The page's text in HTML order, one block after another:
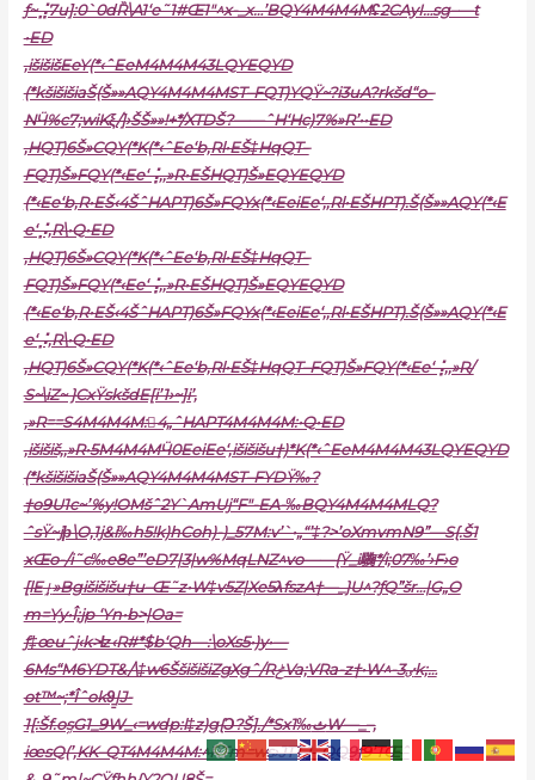
ƒ~⣨7u]:0`0dȐ\A1‘e˜1#Œ1″^x-_x…’BQY4M4M4Mʢ2CAyI…sg–—t
•ED
‚išišišEeY(*‹ˆEeM4M4M43LQYEQYD
(*kšišišiaŠ(Š»»AQY4M4M4MST–FQT)YQŸ~?i3uA?rkšd“o–
NӴ%c7;wiKξ/]›ŠŠ»»!+*/XTDŠ?——ˆH‘Hc)7%»R’••ED
‚HQT)6Š»CQY(*K(*‹ˆEe‘b,Rl•EŠ‡HqQT–
FQT)Š»FQY(*‹Ee‘⢨,,»R•EŠHQT)Š»EQYEQYD
(*‹Ee‘b,R•EŠ‹4ŠˆHAPT)6Š»FQYx(*‹EeiEe‘‚,Rl•EŠHPT).Š(Š»»AQY(*‹E
e‘⡨,R\•Q•ED
‚HQT)6Š»CQY(*K(*‹ˆEe‘b,Rl•EŠ‡HqQT–
FQT)Š»FQY(*‹Ee‘⢨,,»R•EŠHQT)Š»EQYEQYD
(*‹Ee‘b,R•EŠ‹4ŠˆHAPT)6Š»FQYx(*‹EeiEe‘‚,Rl•EŠHPT).Š(Š»»AQY(*‹E
e‘⡨,R\•Q•ED
‚HQT)6Š»CQY(*K(*‹ˆEe‘b,Rl•EŠ‡HqQT–FQT)Š»FQY(*‹Ee‘⢨,,»R/
S~\iZ~ }CxŸskšdE[i’1›~]i’,
,»R==S4M4M4M:񱢲4„ˆHAPT4M4M4M:•Q•ED
‚išišiš,,»R•5M4M4MӴ0EeiEe‘‚išišišu†)*K(*‹ˆEeM4M4M43LQYEQYD
(*kšišišiaŠ(Š»»AQY4M4M4MST–FYDŸ‰?
†o9U1c~’%y!OMšˆ2Y`AmUj“Fʺ-EA-‰BQY4M4M4MLQ?
ˆsŸ~jϸ\O‚1j&i‰h5!k)hCoh)-)_57M:v’`•„“’‡?>’oXmvmN9”—S{.Š1
xŒo-/i˜c‰e8e”’eD7|3|w%MqLNZ^vo——{Ÿ_i驧*/i;07‰’›F›o
[lEٳ»Bgišišišu†u–Œ˜z•W‡v5Z|Xe5λfszA†—_}U^?ƒQˮšr…|G„O
m=Yy•Î;jp ‘Yn•b>|Oa=
ƒ‡œuˆj‹k>ʫ‹R#*$b‘Qh—:\oXs5•)y•—
6Ms“M6YDT&/\‡w6ŠšišišiZgXgˆ/RݲVa;VRa-z†•W^-3ٸk;…
ot™~;*Îˆok9̳|J-
1[:Šf.oܹsG1_9W_‹=wdp:l‡z)g{Ͻ?Š]./*Sx1‰ثW—_–,
iœsQ(’,KK–QT4M4M4M:^RTm=ws›JTT‚1`QQ9ƒ9’TŒˆ